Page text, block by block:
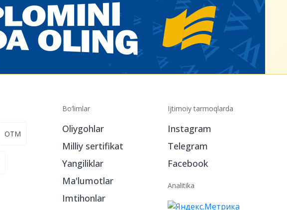
OTM
Bo‘limlar
Oliygohlar
Milliy sertifikat
Yangiliklar
Ma'lumotlar
Imtihonlar
Ijtimoiy tarmoqlarda
Instagram
Telegram
Facebook
Analitika